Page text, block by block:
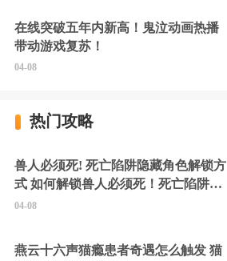
在线突破五年内新高！鬼泣动画热播
带动游戏复苏！
04-08
热门攻略
兽人必须死! 死亡陷阱隐藏角色解锁方
式 如何解锁兽人必须死！死亡陷阱中
的隐藏角色
04-08
燕云十六声猫瘾患者奇遇怎么触发 猫